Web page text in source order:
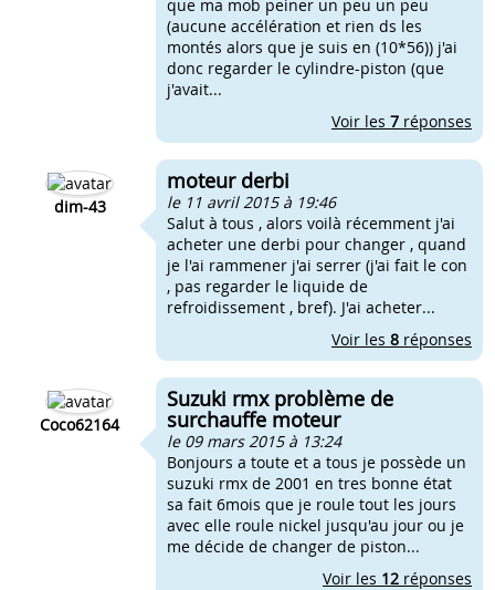
que ma mob peiner un peu un peu
(aucune accélération et rien ds les
montés alors que je suis en (10*56)) j'ai
donc regarder le cylindre-piston (que
j'avait...
Voir les 7 réponses
dim-43
moteur derbi
le 11 avril 2015 à 19:46
Salut à tous , alors voilà récemment j'ai
acheter une derbi pour changer , quand
je l'ai rammener j'ai serrer (j'ai fait le con
, pas regarder le liquide de
refroidissement , bref). J'ai acheter...
Voir les 8 réponses
Coco62164
Suzuki rmx problème de
surchauffe moteur
le 09 mars 2015 à 13:24
Bonjours a toute et a tous je possède un
suzuki rmx de 2001 en tres bonne état
sa fait 6mois que je roule tout les jours
avec elle roule nickel jusqu'au jour ou je
me décide de changer de piston...
Voir les 12 réponses